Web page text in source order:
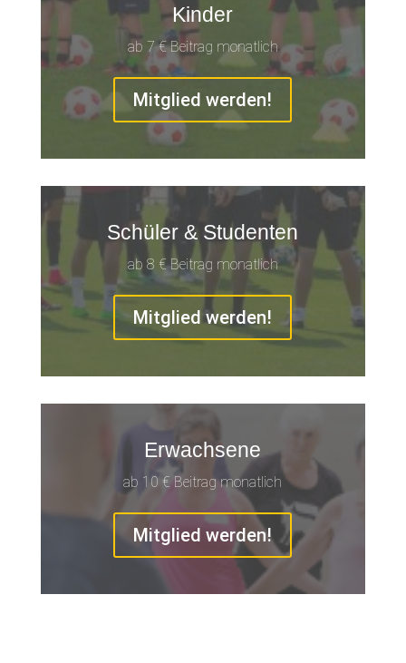
Kinder
ab 7 € Beitrag monatlich
Mitglied werden!
Schüler & Studenten
ab 8 € Beitrag monatlich
Mitglied werden!
Erwachsene
ab 10 € Beitrag monatlich
Mitglied werden!